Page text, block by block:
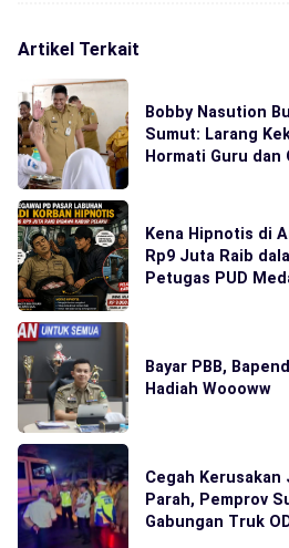
Artikel Terkait
Bobby Nasution
Sumut: Larang
Hormati Guru dan
Kena Hipnotis di
Rp9 Juta Raib
Petugas PUD
Bayar PBB,
Hadiah Woooww
Cegah Kerusakan
Parah, Pemprov
Gabungan Truk